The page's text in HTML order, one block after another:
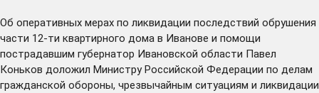
Об оперативных мерах по ликвидации последствий обрушения
части 12-ти квартирного дома в Иванове и помощи
пострадавшим губернатор Ивановской области Павел
Коньков доложил Министру Российской Федерации по делам
гражданской обороны, чрезвычайным ситуациям и ликвидации